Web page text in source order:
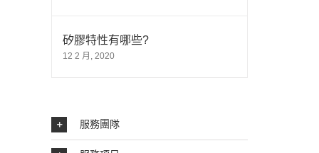
矽膠特性有哪些?
12 2 月, 2020
服務團隊